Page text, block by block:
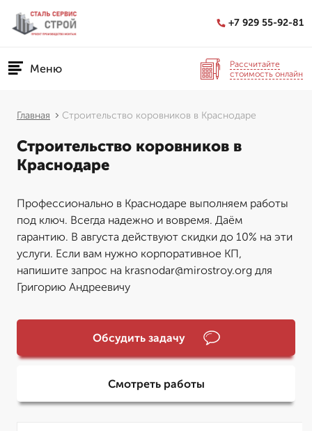
+7 929 55-92-81
Меню
Рассчитайте
стоимость онлайн
Главная Строительство коровников в Краснодаре
Строительство коровников в
Краснодаре
Профессионально в Краснодаре выполняем работы
под ключ. Всегда надежно и вовремя. Даём
гарантию. В августа действуют скидки до 10% на эти
услуги. Если вам нужно корпоративное КП,
напишите запрос на krasnodar@mirostroy.org для
Григорию Андреевичу
Обсудить задачу
Смотреть работы